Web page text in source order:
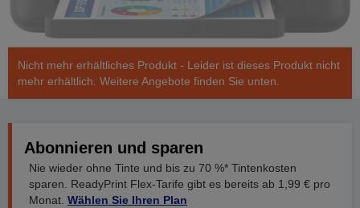
Nicht mehr erhältliches Produkt - Leider ist dieses Produkt nicht
mehr erhältlich. Weitere Angebote finden Sie unten.
Abonnieren und sparen
Nie wieder ohne Tinte und bis zu 70 %* Tintenkosten
sparen. ReadyPrint Flex-Tarife gibt es bereits ab 1,99 € pro
Monat. Wählen Sie Ihren Plan